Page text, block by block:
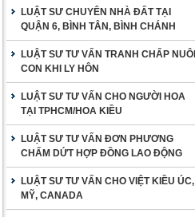
LUẬT SƯ CHUYÊN NHÀ ĐẤT TẠI
QUẬN 6, BÌNH TÂN, BÌNH CHÁNH
LUẬT SƯ TƯ VẤN TRANH CHẤP NUÔI
CON KHI LY HÔN
LUẬT SƯ TƯ VẤN CHO NGƯỜI HOA
TẠI TPHCM/HOA KIỀU
LUẬT SƯ TƯ VẤN ĐƠN PHƯƠNG
CHẤM DỨT HỢP ĐỒNG LAO ĐỘNG
LUẬT SƯ TƯ VẤN CHO VIỆT KIỀU ÚC,
MỸ, CANADA